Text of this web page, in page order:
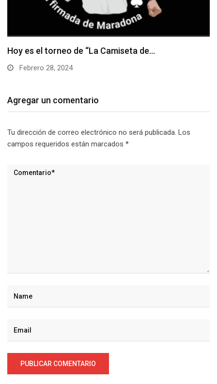
es el torneo de “La Camiseta de…
Febrero 28, 2024
Agregar un comentario
Tu dirección de correo electrónico no será publicada. Los
campos requeridos están marcados *